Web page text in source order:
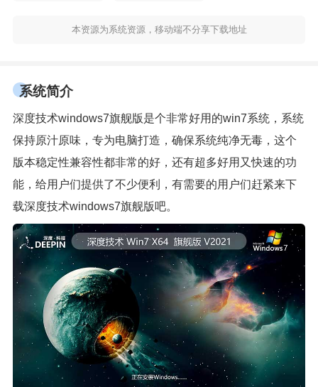
本资源为系统资源，移动端不分享下载地址
系统简介
深度技术windows7旗舰版是个非常好用的win7系统，系统
保持原汁原味，专为电脑打造，确保系统纯净无毒，这个
版本稳定性兼容性都非常的好，还有超多好用又快速的功
能，给用户们提供了不少便利，有需要的用户们赶紧来下
载深度技术windows7旗舰版吧。